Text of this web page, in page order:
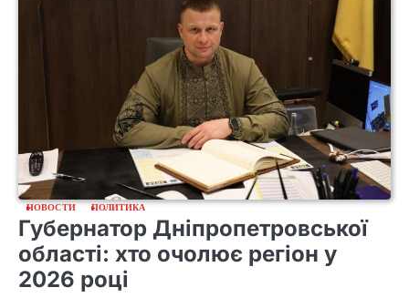
НОВОСТИ ПОЛИТИКА
Губернатор Дніпропетровської
області: хто очолює регіон у
2026 році